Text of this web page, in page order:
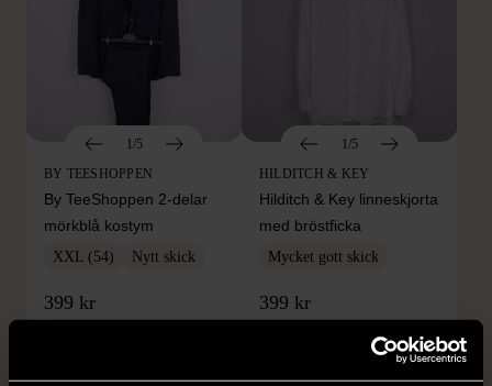
1/5
BY TEESHOPPEN
By TeeShoppen 2-delar
mörkblå kostym
XXL (54) Nytt skick
399 kr
1/5
HILDITCH & KEY
Hilditch & Key linneskjorta
med bröstficka
Mycket gott skick
399 kr